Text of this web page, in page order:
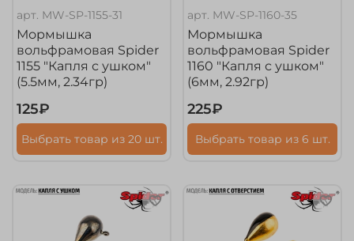
арт. MW-SP-1155-31
Мормышка
вольфрамовая Spider
1155 "Капля с ушком"
(5.5мм, 2.34гр)
125₽
Выбрать товар из 20 шт.
арт. MW-SP-1160-35
Мормышка
вольфрамовая Spider
1160 "Капля с ушком"
(6мм, 2.92гр)
225₽
Выбрать товар из 6 шт.